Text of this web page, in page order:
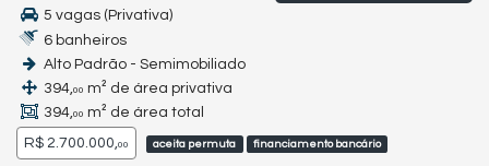
5 vagas (Privativa)
6 banheiros
Alto Padrão - Semimobiliado
394,00 m² de área privativa
394,00 m² de área total
R$ 2.700.000,00 aceita permuta financiamento bancário